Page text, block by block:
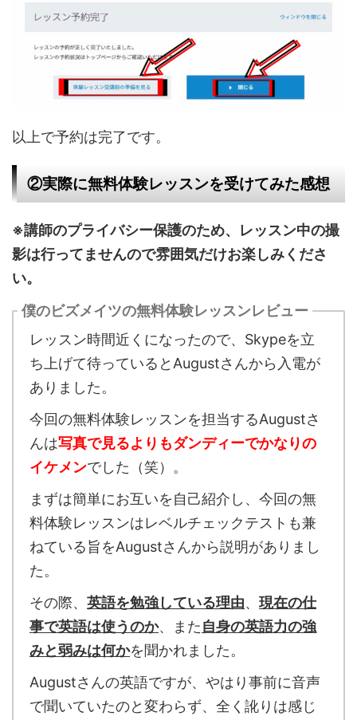
以上で予約は完了です。
②実際に無料体験レッスンを受けてみた感想
※講師のプライバシー保護のため、レッスン中の撮
影は行ってませんので雰囲気だけお楽しみくださ
い。
僕のビズメイツの無料体験レッスンレビュー
レッスン時間近くになったので、Skypeを立
ち上げて待っているとAugustさんから入電が
ありました。
今回の無料体験レッスンを担当するAugustさ
んは写真で見るよりもダンディーでかなりの
イケメンでした（笑）。
まずは簡単にお互いを自己紹介し、今回の無
料体験レッスンはレベルチェックテストも兼
ねている旨をAugustさんから説明がありまし
た。
その際、 英語を勉強している理由、 現在の仕
事で英語は使うのか、また自身の英語力の強
みと弱みは何かを聞かれました。
Augustさんの英語ですが、やはり事前に音声
で聞いていたのと変わらず、全く訛りは感じ